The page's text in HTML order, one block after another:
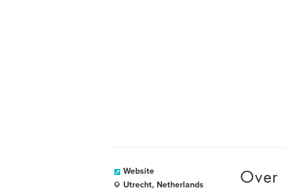
Website
Utrecht, Netherlands
Over